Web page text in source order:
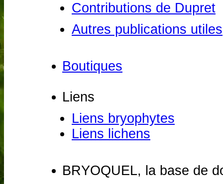
Contributions de Dupret
Autres publications utiles
Boutiques
Liens
Liens bryophytes
Liens lichens
BRYOQUEL, la base de